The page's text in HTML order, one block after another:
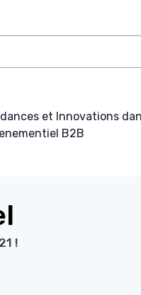
et Innovations
B2B
!